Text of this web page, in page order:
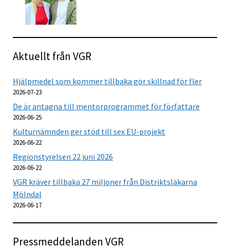
Aktuellt från VGR
Hjälpmedel som kommer tillbaka gör skillnad för fler
2026-07-23
De är antagna till mentorprogrammet för författare
2026-06-25
Kulturnämnden ger stöd till sex EU-projekt
2026-06-22
Regionstyrelsen 22 juni 2026
2026-06-22
VGR kräver tillbaka 27 miljoner från Distriktsläkarna
Mölndal
2026-06-17
Pressmeddelanden VGR